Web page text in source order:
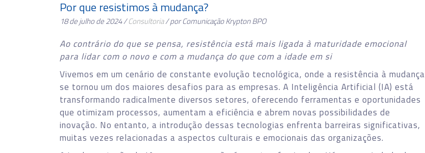
Por que resistimos à mudança?
18 de julho de 2024 /Consultoria/ por Comunicação Krypton BPO
Ao contrário do que se pensa, resistência está mais ligada à maturidade emocional
para lidar com o novo e com a mudança do que com a idade em si
Vivemos em um cenário de constante evolução tecnológica, onde a resistência à mudança
se tornou um dos maiores desafios para as empresas. A Inteligência Artificial (IA) está
transformando radicalmente diversos setores, oferecendo ferramentas e oportunidades
que otimizam processos, aumentam a eficiência e abrem novas possibilidades de
inovação. No entanto, a introdução dessas tecnologias enfrenta barreiras significativas,
muitas vezes relacionadas a aspectos culturais e emocionais das organizações.